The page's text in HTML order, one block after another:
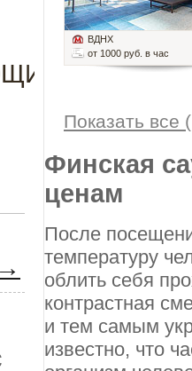
ВДНХ
от 1000 руб. в час
Показать все
Финская
ценам
После
температуру
облить себя
контрастная
и тем самым
известно, что